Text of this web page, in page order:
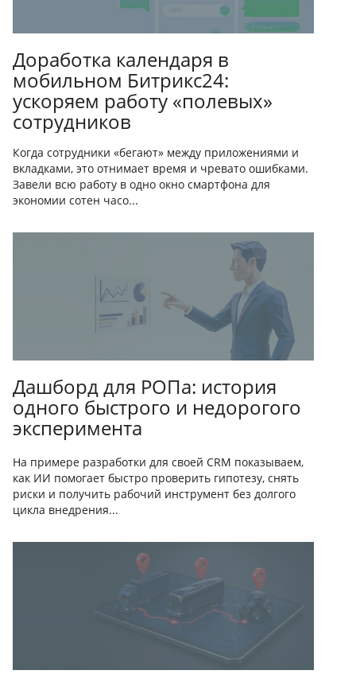
Доработка календаря в
мобильном Битрикс24:
ускоряем работу «полевых»
сотрудников
Когда сотрудники «бегают» между приложениями и
вкладками, это отнимает время и чревато ошибками.
Завели всю работу в одно окно смартфона для
экономии сотен часо...
Дашборд для РОПа: история
одного быстрого и недорогого
эксперимента
На примере разработки для своей CRM показываем,
как ИИ помогает быстро проверить гипотезу, снять
риски и получить рабочий инструмент без долгого
цикла внедрения...